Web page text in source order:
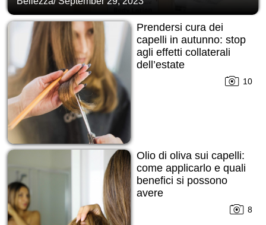
Prendersi cura dei
capelli in autunno: stop
agli effetti collaterali
dell’estate
10
Olio di oliva sui capelli:
come applicarlo e quali
benefici si possono
avere
8